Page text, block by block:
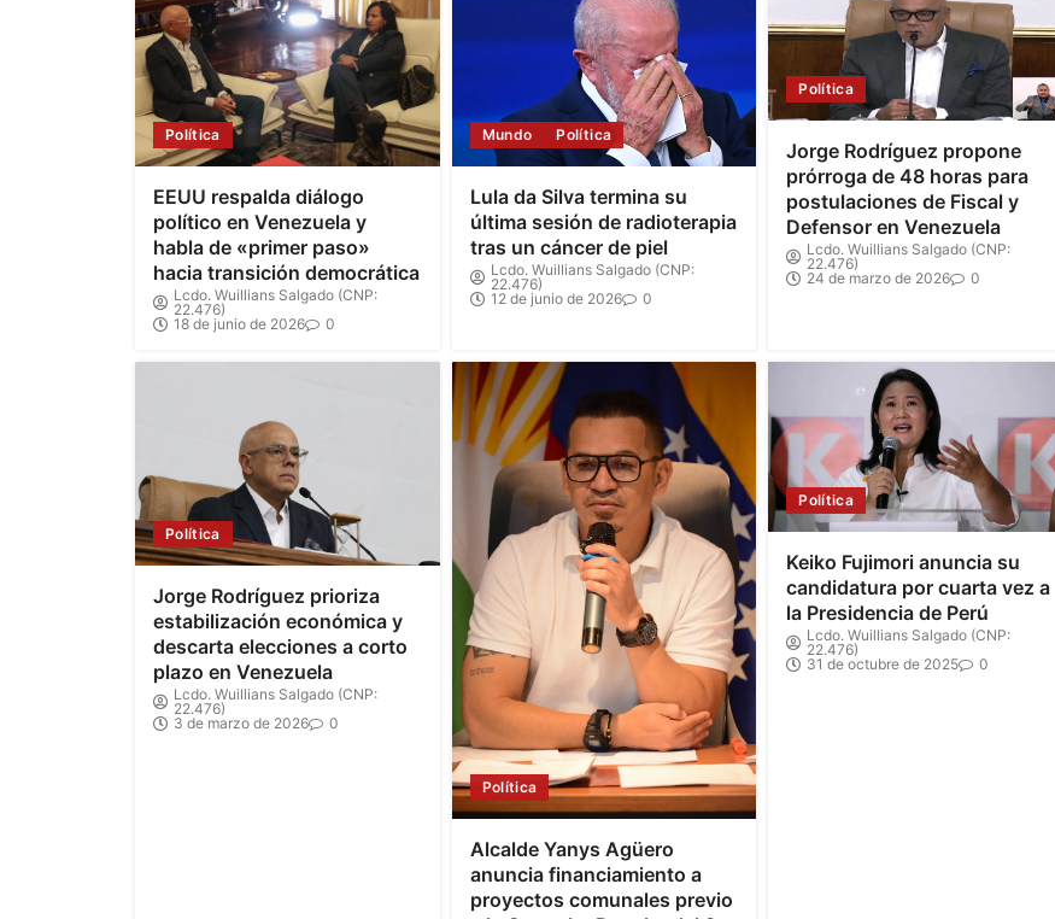
Política
EEUU respalda diálogo
político en Venezuela y
habla de «primer paso»
hacia transición democrática
Lcdo. Wuillians Salgado (CNP:
22.476)
18 de junio de 2026
0
Mundo Política
Lula da Silva termina su
última sesión de radioterapia
tras un cáncer de piel
Lcdo. Wuillians Salgado (CNP:
22.476)
12 de junio de 2026
0
Política
Jorge Rodríguez propone
prórroga de 48 horas para
postulaciones de Fiscal y
Defensor en Venezuela
Lcdo. Wuillians Salgado (CNP:
22.476)
24 de marzo de 2026
0
Política
Jorge Rodríguez prioriza
estabilización económica y
descarta elecciones a corto
plazo en Venezuela
Lcdo. Wuillians Salgado (CNP:
22.476)
3 de marzo de 2026
0
Política
Alcalde Yanys Agüero
anuncia financiamiento a
proyectos comunales previo
Política
Keiko Fujimori anuncia su
candidatura por cuarta vez a
la Presidencia de Perú
Lcdo. Wuillians Salgado (CNP:
22.476)
31 de octubre de 2025
0